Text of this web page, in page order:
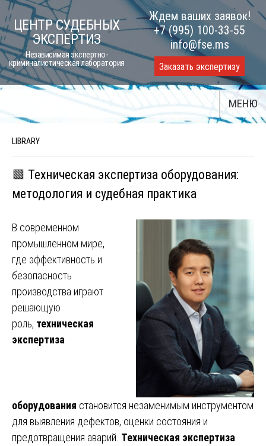
Skip
to
content
ЦЕНТР СУДЕБНЫХ
ЭКСПЕРТИЗ
Независимая экспертно-
криминалистическая лаборатория
Ждем ваших заявок!
+7 (995) 100-33-55
info@fse.ms
Заказать экспертизу
МЕНЮ
LIBRARY
🟩 Техническая экспертиза оборудования:
методология и судебная практика
В современном
промышленном мире,
где эффективность и
безопасность
производства играют
решающую
роль, техническая
экспертиза
оборудования становится незаменимым инструментом
для выявления дефектов, оценки состояния и
предотвращения аварий. Техническая экспертиза